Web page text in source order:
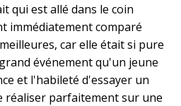
qui est allé dans le coin
immédiatement comparé
car elle était si pure
événement qu'un jeune
et l'habileté d'essayer un
réaliser parfaitement sur une